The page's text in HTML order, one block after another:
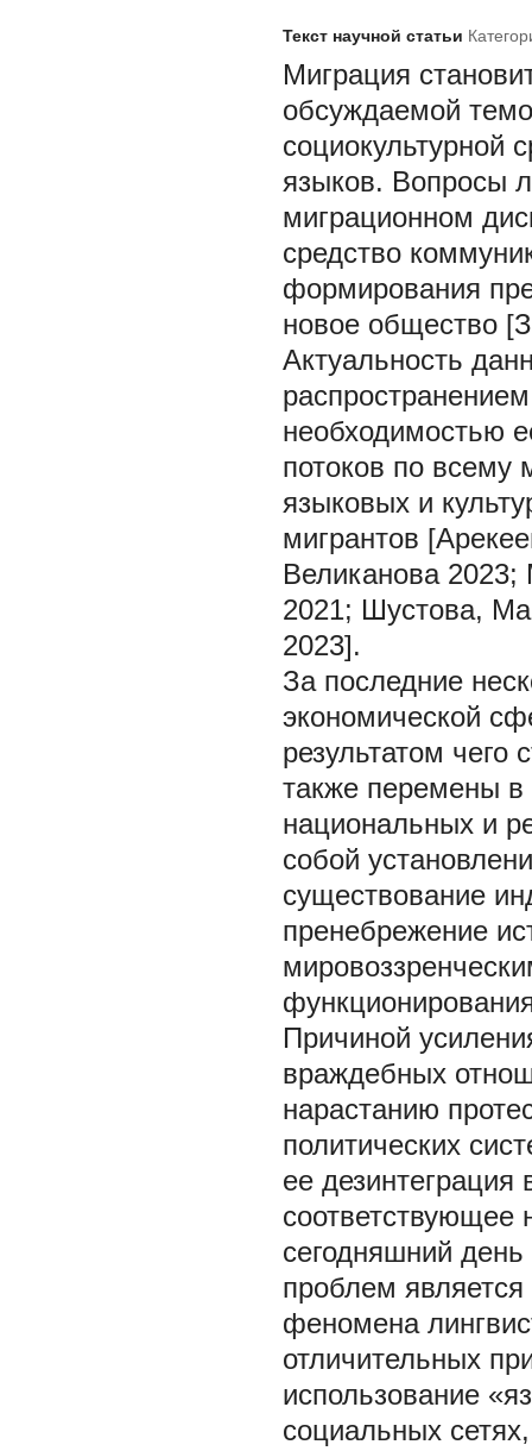
Текст научной статьи
Миграция
обсуждаемой
социокультурной
языков. Вопросы
миграционном
средство
формирования
новое общество
Актуальность
необходимостью
потоков по всему
языковых и
мигрантов
Великанова
2021; Шустова,
2023].
За последние
экономической
результатом
также перемены в
национальных и
собой
существование
пренебрежение
Причиной
враждебных
нарастанию
политических
ее
сегодняшний
проблем
феномена
отличительных
использование
социальных